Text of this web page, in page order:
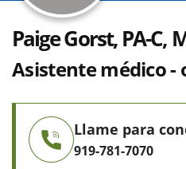
Paige Gorst, PA-C,
Asistente médico -
Llame para
919-781-7070